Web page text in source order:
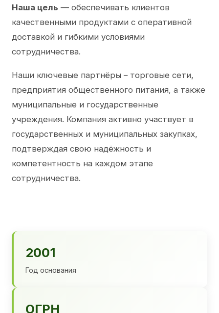
Наша цель — обеспечивать клиентов
качественными продуктами с оперативной
доставкой и гибкими условиями
сотрудничества.
Наши ключевые партнёры – торговые сети,
предприятия общественного питания, а также
муниципальные и государственные
учреждения. Компания активно участвует в
государственных и муниципальных закупках,
подтверждая свою надёжность и
компетентность на каждом этапе
сотрудничества.
2001
Год основания
ОГРН